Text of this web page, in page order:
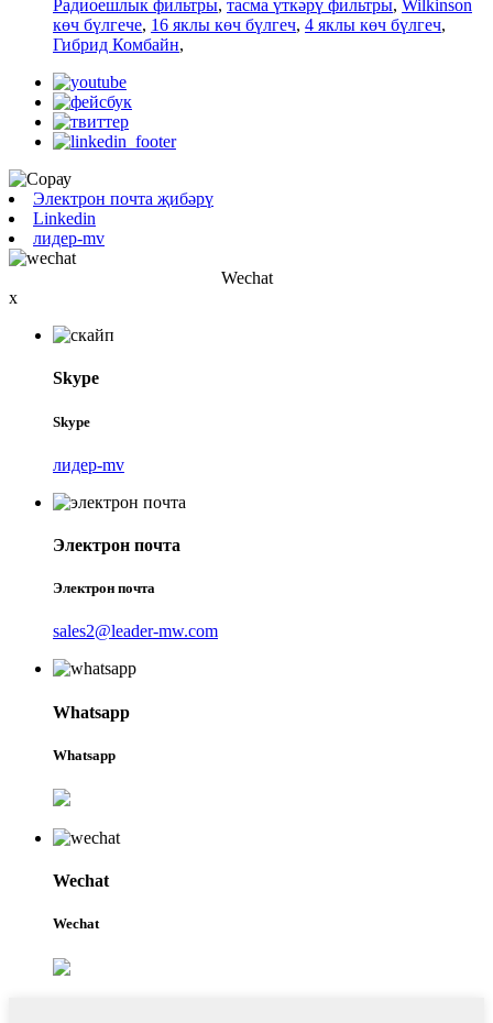
Радиоешлык фильтры, тасма үткәрү фильтры, Wilkinson
көч бүлгече, 16 яклы көч бүлгеч, 4 яклы көч бүлгеч,
Гибрид Комбайн,
Электрон почта җибәрү
Linkedin
лидер-mv
Wechat
x
Skype
Skype
лидер-mv
Электрон почта
Электрон почта
sales2@leader-mw.com
Whatsapp
Whatsapp
Wechat
Wechat